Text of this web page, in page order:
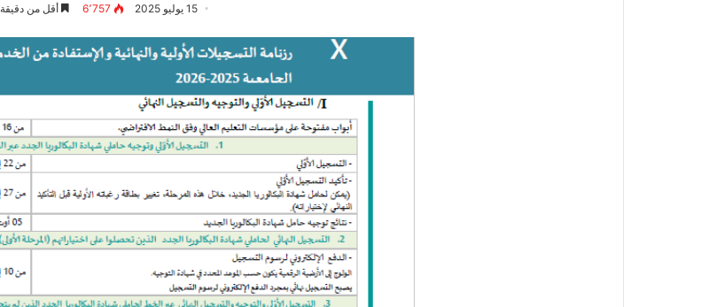
15 يوليو 2025 6٬757 أقل من دقيقة